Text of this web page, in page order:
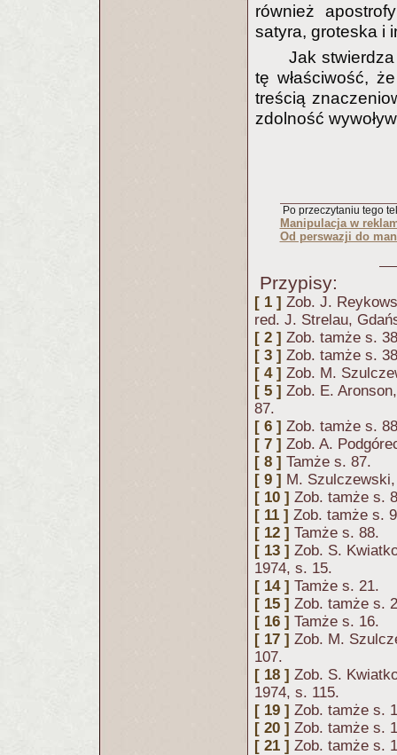
również
satyra, groteska i
Jak
tę właściwość,
treścią
zdolność
Po przeczytaniu tego
Manipulacja w
Od perswazji do
Przypisy:
[ 1 ] Zob. J.
red. J. Strelau,
[ 2 ] Zob. tamże s.
[ 3 ] Zob. tamże s.
[ 4 ] Zob. M.
[ 5 ] Zob. E.
87.
[ 6 ] Zob. tamże s.
[ 7 ] Zob. A.
[ 8 ] Tamże s. 87.
[ 9 ] M.
[ 10 ] Zob. tamże s.
[ 11 ] Zob. tamże s.
[ 12 ] Tamże s. 88.
[ 13 ] Zob. S.
1974, s. 15.
[ 14 ] Tamże s. 21.
[ 15 ] Zob. tamże s.
[ 16 ] Tamże s. 16.
[ 17 ] Zob. M.
107.
[ 18 ] Zob. S.
1974, s. 115.
[ 19 ] Zob. tamże s.
[ 20 ] Zob. tamże s.
[ 21 ] Zob. tamże s.